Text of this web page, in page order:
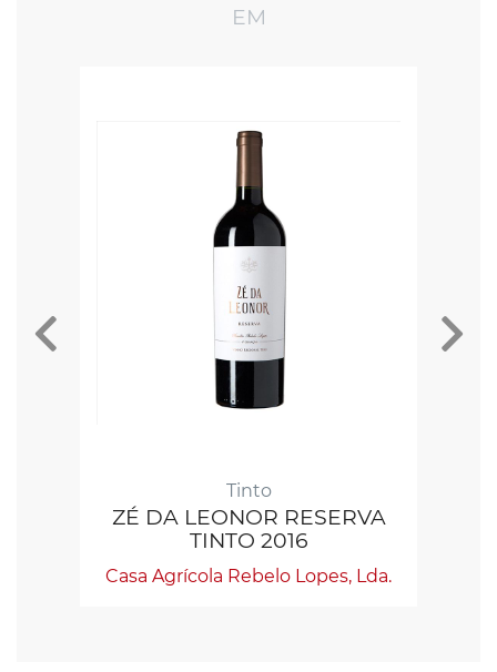
EM
Tinto
ZÉ DA LEONOR RESERVA
TINTO 2016
Casa Agrícola Rebelo Lopes, Lda.